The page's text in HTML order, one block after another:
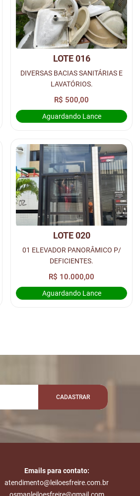
LOTE 016
DIVERSAS BACIAS SANITÁRIAS E
LAVATÓRIOS.
R$ 500,00
Aguardando Lance
LOTE 020
01 ELEVADOR PANORÂMICO P/
DEFICIENTES.
R$ 10.000,00
Aguardando Lance
CADASTRAR
Emails para contato:
atendimento@leiloesfreire.com.br
osmanleiloesfreire@gmail.com